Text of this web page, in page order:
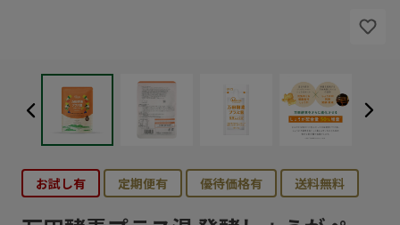
お試し有 定期便有 優待価格有 送料無料